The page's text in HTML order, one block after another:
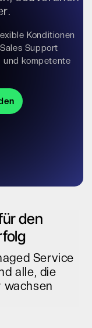
Konditionen
Support
und kompetente
den
Service
alle, die